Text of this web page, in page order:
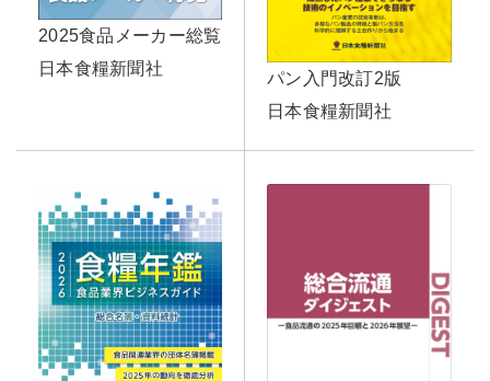
2025食品メーカー総覧
日本食糧新聞社
パン入門改訂2版
日本食糧新聞社